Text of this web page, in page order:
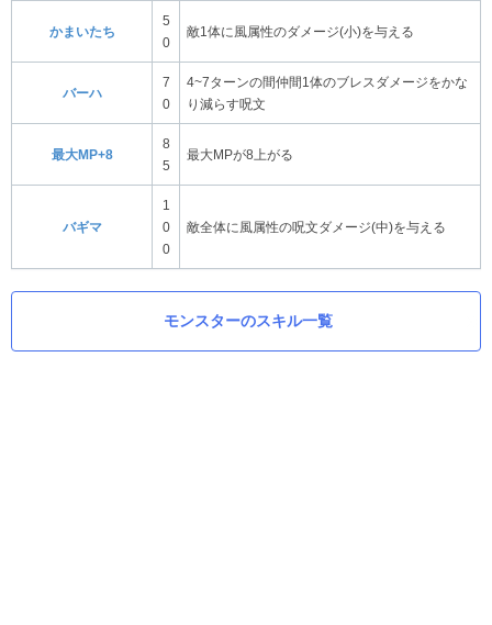
かまいたち
5
0
敵1体に風属性のダメージ(小)を与える
バーハ
7
0
4~7ターンの間仲間1体のブレスダメージをかな
り減らす呪文
最大MP+8
8
5
最大MPが8上がる
バギマ
1
0
0
敵全体に風属性の呪文ダメージ(中)を与える
モンスターのスキル一覧